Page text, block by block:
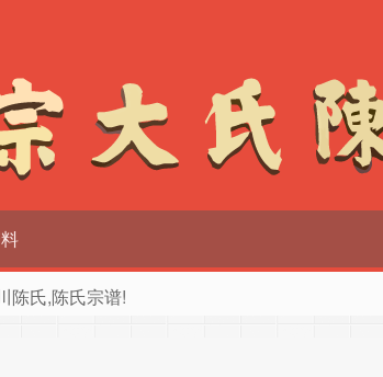
陈氏,陈氏宗谱!